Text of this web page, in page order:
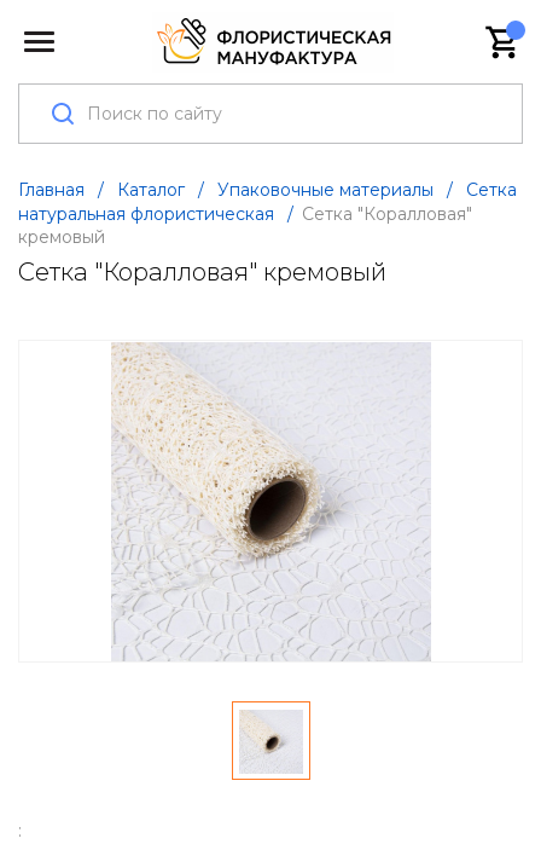
Главная / Каталог / Упаковочные материалы /
Сетка
натуральная флористическая
/ Сетка "Коралловая"
кремовый
Сетка "Коралловая" кремовый
: